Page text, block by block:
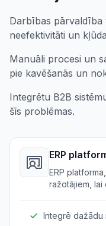
Darbības pārvaldība
neefektivitāti un
Manuāli procesi un
pie kavēšanās un
Integrētu B2B
šīs problēmas.
ERP
ERP
ražotājiem,
Integrē dažādu